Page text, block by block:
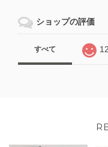
ショップの評価
すべて